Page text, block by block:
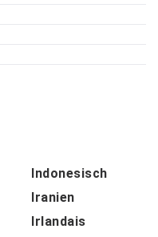
Indonesisch
Iranien
Irlandais